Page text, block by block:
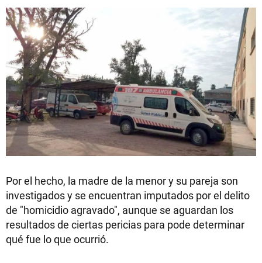
Por el hecho, la madre de la menor y su pareja son
investigados y se encuentran imputados por el delito
de "homicidio agravado", aunque se aguardan los
resultados de ciertas pericias para pode determinar
qué fue lo que ocurrió.